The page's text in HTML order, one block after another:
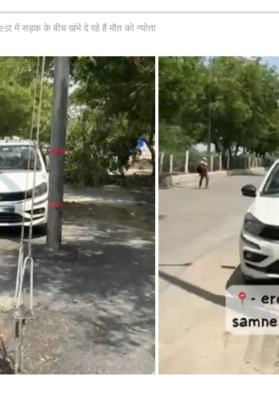
में सड़क के बीच खंभे दे रहे हैं मौत को न्योता